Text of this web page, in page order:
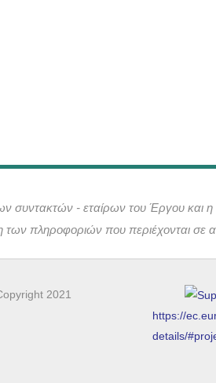
συντακτών - εταίρων του Έργου
των πληροφοριών που περιέχονται σε
2021
https://
details/